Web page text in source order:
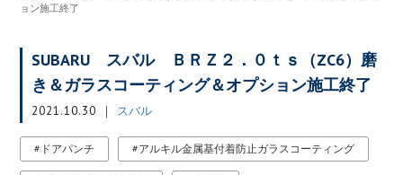
ョン施工終了
SUBARU スバル ＢＲＺ２．０ｔｓ（ZC6）磨
き＆ガラスコーティング＆オプション施工終了
2021.10.30 スバル
ドアパンチ アルキル金属基付着防止ガラスコーティング